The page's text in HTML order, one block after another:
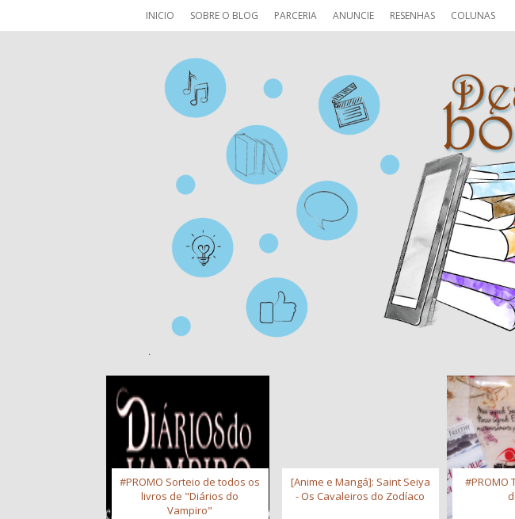
INICIO SOBRE O BLOG PARCERIA ANUNCIE RESENHAS COLUNAS
#PROMO Sorteio de todos os
livros de "Diários do
Vampiro"
[Anime e Mangá]: Saint Seiya
- Os Cavaleiros do Zodíaco
#PROMO